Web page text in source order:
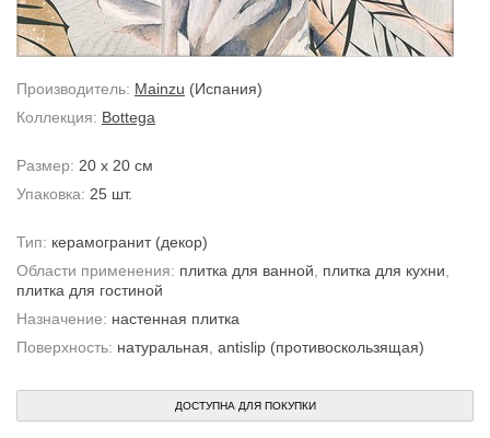
Производитель: Mainzu (Испания)
Коллекция: Bottega
Размер: 20 x 20 см
Упаковка: 25 шт.
Тип: керамогранит (декор)
Области применения: плитка для ванной плитка для кухни
плитка для гостиной
Назначение: настенная плитка
Поверхность: натуральная antislip (противоскользящая)
ДОСТУПНА ДЛЯ ПОКУПКИ